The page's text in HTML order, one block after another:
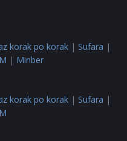
korak po korak | Sufara |
| Minber
korak po korak | Sufara |